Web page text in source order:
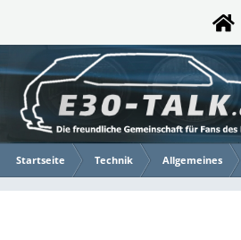
Startseite Technik Allgemeines